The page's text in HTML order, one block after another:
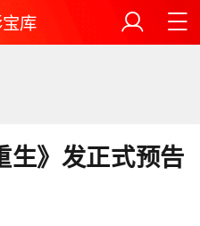
库
生》发正式预告